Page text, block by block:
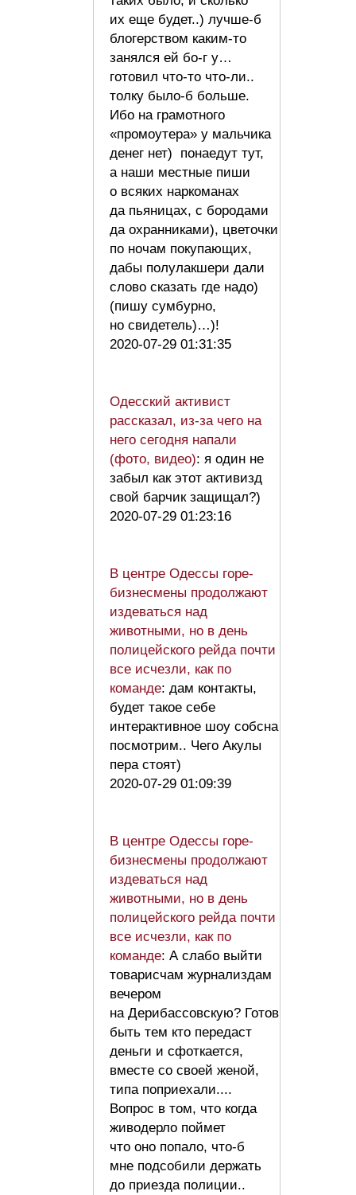
их еще будет..) лучше-б
блогерством каким-то
занялся ей бо-г у…
готовил что-то что-ли..
толку было-б больше.
Ибо на грамотного
«промоутера» у мальчика
денег нет) понаедут тут,
а наши местные пиши
о всяких наркоманах
да пьяницах, с бородами
да охранниками), цветочки
по ночам покупающих,
дабы полулакшери дали
слово сказать где надо)
(пишу сумбурно,
но свидетель)…)!
2020-07-29 01:31:35
Одесский активист
рассказал, из-за чего на
него сегодня напали
(фото, видео): я один не
забыл как этот активизд
свой барчик защищал?)
2020-07-29 01:23:16
В центре Одессы горе-
бизнесмены продолжают
издеваться над
животными, но в день
полицейского рейда почти
все исчезли, как по
команде: дам контакты,
будет такое себе
интерактивное шоу собсна
посмотрим.. Чего Акулы
пера стоят)
2020-07-29 01:09:39
В центре Одессы горе-
бизнесмены продолжают
издеваться над
животными, но в день
полицейского рейда почти
все исчезли, как по
команде: А слабо выйти
товарисчам журнализдам
вечером
на Дерибассовскую? Готов
быть тем кто передаст
деньги и сфоткается,
вместе со своей женой,
типа поприехали....
Вопрос в том, что когда
живодерло поймет
что оно попало, что-б
мне подсобили держать
до приезда полиции..